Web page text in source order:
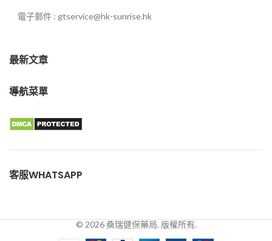
電子郵件 : gtservice@hk-sunrise.hk
最新文章
導航菜單
客服WHATSAPP
© 2026 桑瑞健保藥局. 版權所有.